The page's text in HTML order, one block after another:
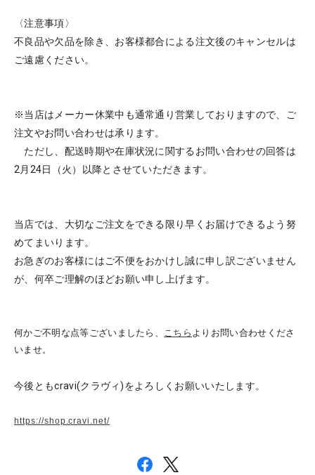
〈注意事項〉
不良品や欠品を除き、お客様都合による注文後のキャンセルは
ご遠慮ください。
※当店はメーカー休業中も通常通り営業しておりますので、ご
注文やお問い合わせは承ります。
ただし、配送時期や在庫状況に関するお問い合わせの回答は
2月24日（火）以降とさせていただきます。
当店では、大切なご注文をできる限り早くお届けできるよう努
めてまいります。
お急ぎのお客様にはご不便をおかけし誠に申し訳ございません
が、何卒ご理解のほどお願い申し上げます。
何かご不明な点等ございましたら、 こちら より お問い合わせくださ
いませ。
今後ともcravi(クラヴィ)をよろしくお願いいたします。
https://shop.cravi.net/